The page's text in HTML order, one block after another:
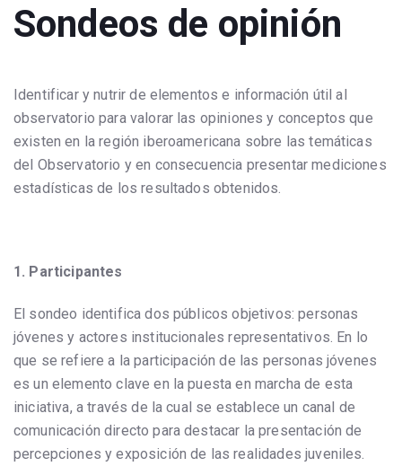
Sondeos de opinión
Identificar y nutrir de elementos e información útil al
observatorio para valorar las opiniones y conceptos que
existen en la región iberoamericana sobre las temáticas
del Observatorio y en consecuencia presentar mediciones
estadísticas de los resultados obtenidos.
1. Participantes
El sondeo identifica dos públicos objetivos: personas
jóvenes y actores institucionales representativos. En lo
que se refiere a la participación de las personas jóvenes
es un elemento clave en la puesta en marcha de esta
iniciativa, a través de la cual se establece un canal de
comunicación directo para destacar la presentación de
percepciones y exposición de las realidades juveniles.